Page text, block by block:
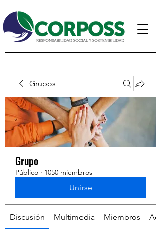
Grupos
Grupo
Público · 1050 miembros
Unirse
Discusión Multimedia Miembros